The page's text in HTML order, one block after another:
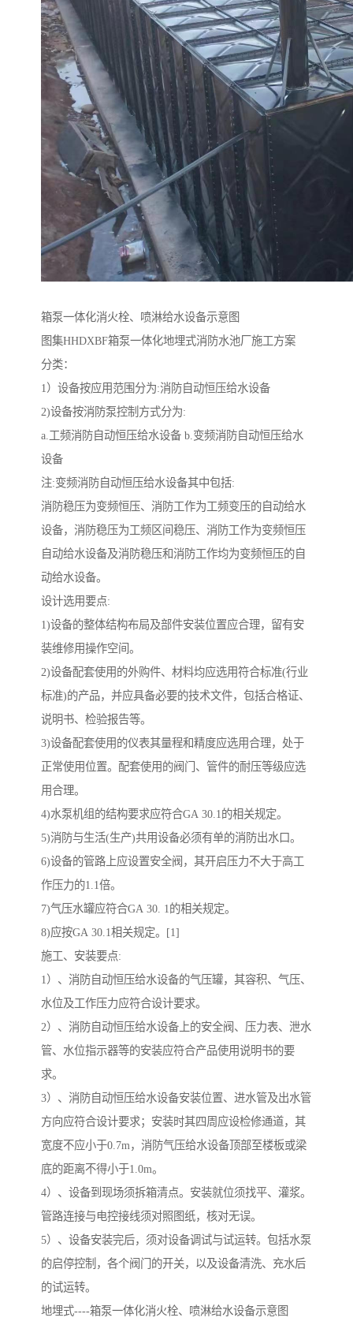
箱泵一体化消火栓、喷淋给水设备示意图
图集HHDXBF箱泵一体化地埋式消防水池厂施工方案
分类：
1）设备按应用范围分为:消防自动恒压给水设备
2)设备按消防泵控制方式分为:
a.工频消防自动恒压给水设备 b.变频消防自动恒压给水
设备
注:变频消防自动恒压给水设备其中包括:
消防稳压为变频恒压、消防工作为工频变压的自动给水
设备，消防稳压为工频区间稳压、消防工作为变频恒压
自动给水设备及消防稳压和消防工作均为变频恒压的自
动给水设备。
设计选用要点:
1)设备的整体结构布局及部件安装位置应合理，留有安
装维修用操作空间。
2)设备配套使用的外购件、材料均应选用符合标准(行业
标准)的产品，并应具备必要的技术文件，包括合格证、
说明书、检验报告等。
3)设备配套使用的仪表其量程和精度应选用合理，处于
正常使用位置。配套使用的阀门、管件的耐压等级应选
用合理。
4)水泵机组的结构要求应符合GA 30.1的相关规定。
5)消防与生活(生产)共用设备必须有单的消防出水口。
6)设备的管路上应设置安全阀，其开启压力不大于高工
作压力的1.1倍。
7)气压水罐应符合GA 30. 1的相关规定。
8)应按GA 30.1相关规定。[1]
施工、安装要点:
1）、消防自动恒压给水设备的气压罐，其容积、气压、
水位及工作压力应符合设计要求。
2）、消防自动恒压给水设备上的安全阀、压力表、泄水
管、水位指示器等的安装应符合产品使用说明书的要
求。
3）、消防自动恒压给水设备安装位置、进水管及出水管
方向应符合设计要求；安装时其四周应设检修通道，其
宽度不应小于0.7m，消防气压给水设备顶部至楼板或梁
底的距离不得小于1.0m。
4）、设备到现场须拆箱清点。安装就位须找平、灌浆。
管路连接与电控接线须对照图纸，核对无误。
5）、设备安装完后，须对设备调试与试运转。包括水泵
的启停控制，各个阀门的开关，以及设备清洗、充水后
的试运转。
地埋式----箱泵一体化消火栓、喷淋给水设备示意图